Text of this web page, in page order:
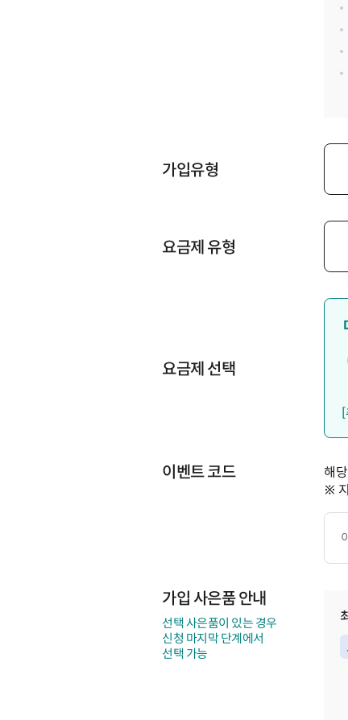
가입유형
요금제 유형
요금제 선택
[
이벤트 코드
해
※
이
가입 사은품 안내
선택 사은품이 있는 경우
신청 마지막 단계에서
선택 가능